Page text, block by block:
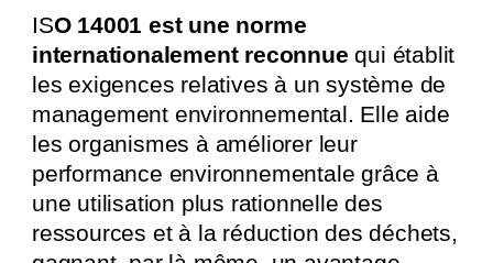
ISO 14001 est une norme
internationalement reconnue qui établit
les exigences relatives à un système de
management environnemental. Elle aide
les organismes à améliorer leur
performance environnementale grâce à
une utilisation plus rationnelle des
ressources et à la réduction des déchets,